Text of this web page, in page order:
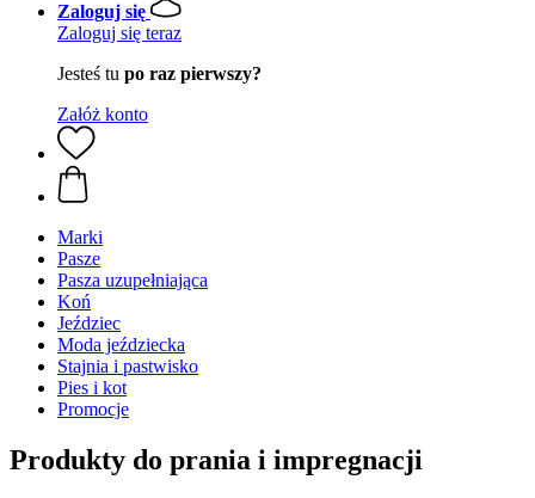
Zaloguj się
Zaloguj się teraz
Jesteś tu po raz pierwszy?
Załóż konto
Marki
Pasze
Pasza uzupełniająca
Koń
Jeździec
Moda jeździecka
Stajnia i pastwisko
Pies i kot
Promocje
Produkty do prania i impregnacji